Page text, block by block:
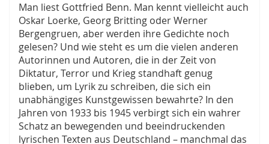
Man liest Gottfried Benn. Man kennt vielleicht auch
Oskar Loerke, Georg Britting oder Werner
Bergengruen, aber werden ihre Gedichte noch
gelesen? Und wie steht es um die vielen anderen
Autorinnen und Autoren, die in der Zeit von
Diktatur, Terror und Krieg standhaft genug
blieben, um Lyrik zu schreiben, die sich ein
unabhängiges Kunstgewissen bewahrte? In den
Jahren von 1933 bis 1945 verbirgt sich ein wahrer
Schatz an bewegenden und beeindruckenden
lyrischen Texten aus Deutschland – manchmal das